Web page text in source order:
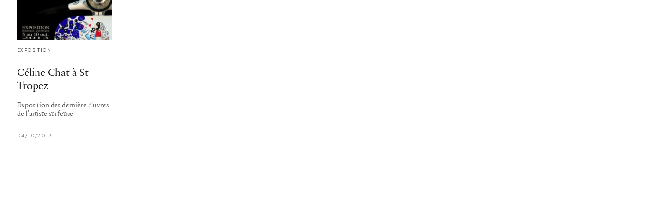
EXPOSITION
Céline Chat à St
Tropez
Exposition des dernière ?"uvres
de l'artiste surfeuse
04/10/2013